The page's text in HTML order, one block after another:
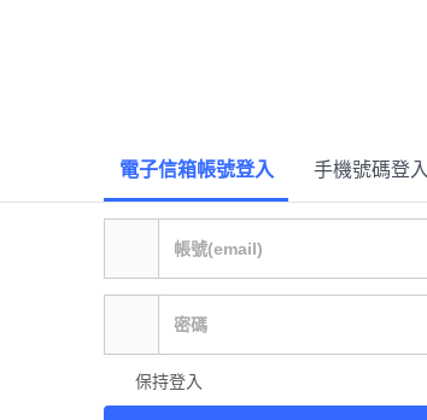
電子信箱帳號登入 手機號碼登入
保持登入